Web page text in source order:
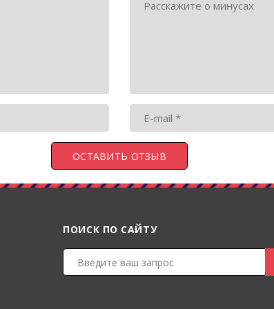
ПОИСК ПО САЙТУ